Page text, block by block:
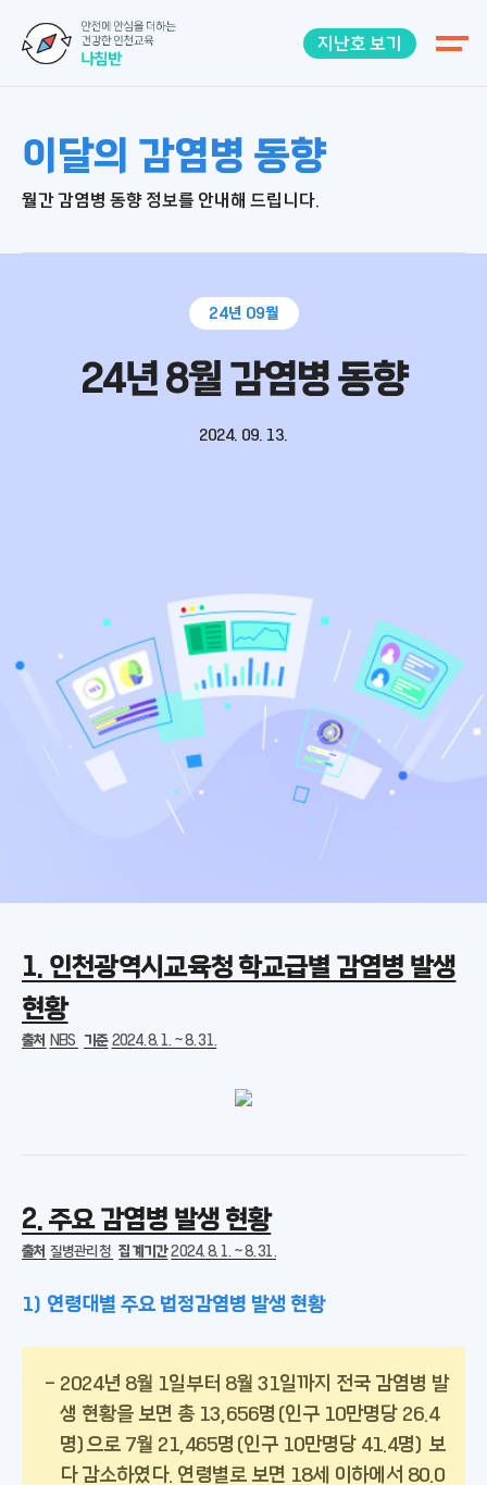
지난호 보기
메뉴 열기
이달의 감염병 동향
월간 감염병 동향 정보를 안내해 드립니다.
24년 09월
24년 8월 감염병 동향
2024. 09. 13.
1. 인천광역시교육청 학교급별 감염병 발생
현황
출처 NEIS 기준 2024. 8. 1. ~ 8. 31.
2. 주요 감염병 발생 현황
출처 질병관리청 집계기간 2024. 8. 1. ~ 8. 31.
1) 연령대별 주요 법정감염병 발생 현황
2024년 8월 1일부터 8월 31일까지 전국 감염병 발
생 현황을 보면 총 13,656명(인구 10만명당 26.4
명)으로 7월 21,465명(인구 10만명당 41.4명) 보
다 감소하였다. 연령별로 보면 18세 이하에서 80.0